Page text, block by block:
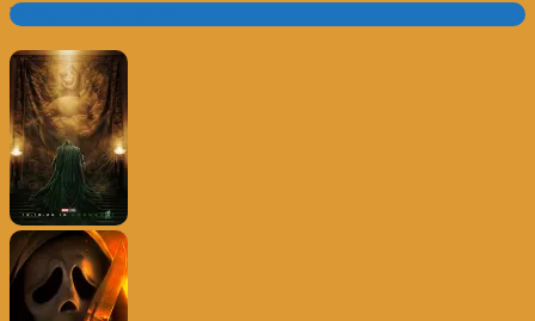
Trailer e Poster do Dia